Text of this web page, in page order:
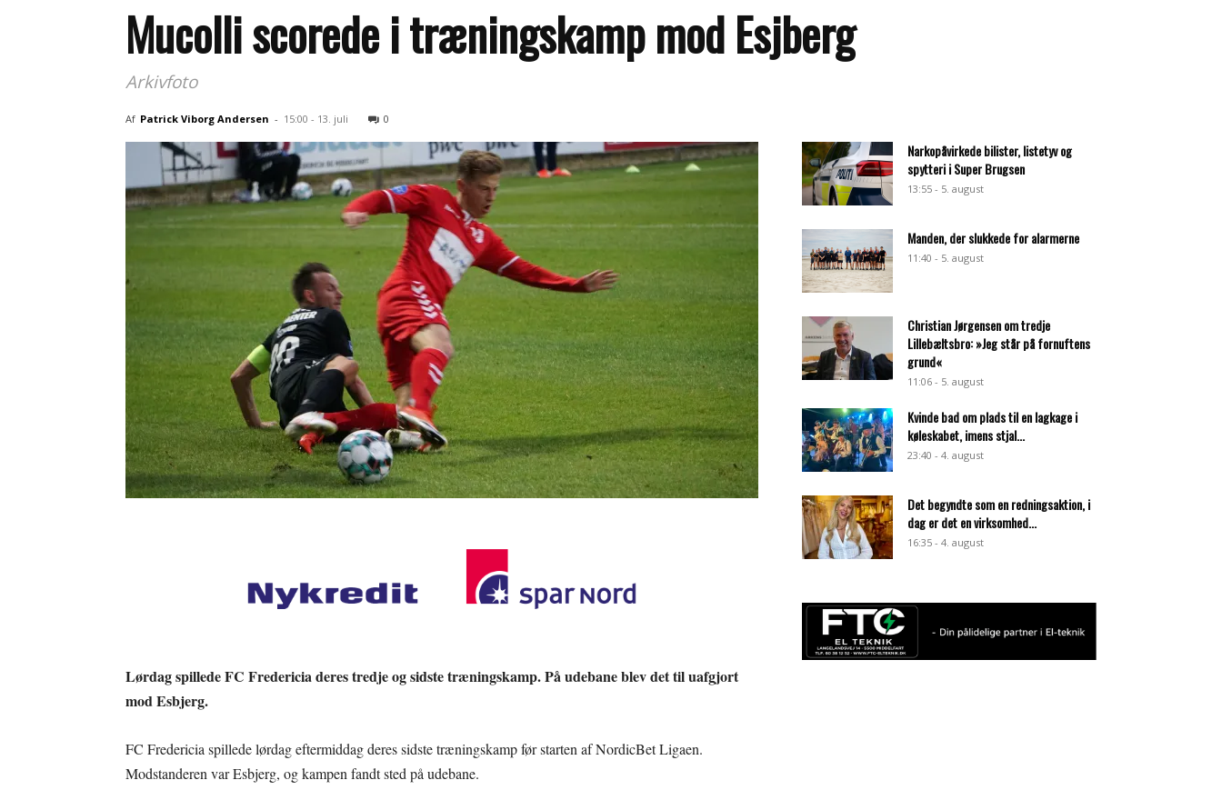
Mucolli scorede i træningskamp mod Esjberg
Arkivfoto
Af Patrick Viborg Andersen - 15:00 - 13. juli 0
Lørdag spillede FC Fredericia deres tredje og sidste træningskamp. På udebane blev det til uafgjort
mod Esbjerg.
FC Fredericia spillede lørdag eftermiddag deres sidste træningskamp før starten af NordicBet Ligaen.
Modstanderen var Esbjerg, og kampen fandt sted på udebane.
Narkopåvirkede bilister, listetyv og
spytteri i Super Brugsen
13:55 - 5. august
Manden, der slukkede for alarmerne
11:40 - 5. august
Christian Jørgensen om tredje
Lillebæltsbro: »Jeg står på fornuftens
grund«
11:06 - 5. august
Kvinde bad om plads til en lagkage i
køleskabet, imens stjal...
23:40 - 4. august
Det begyndte som en redningsaktion, i
dag er det en virksomhed...
16:35 - 4. august